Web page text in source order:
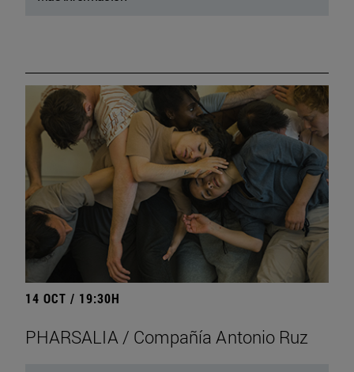
14 OCT / 19:30H
PHARSALIA / Compañía Antonio Ruz